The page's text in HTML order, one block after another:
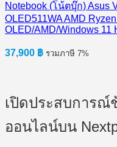
Notebook (โน้ตบุ๊ก) Asus
OLED511WA AMD
OLED/AMD/Windows 11
37,900 ฿ รวมภาษี 7%
เปิดประสบการณ์
ออนไลน์บน